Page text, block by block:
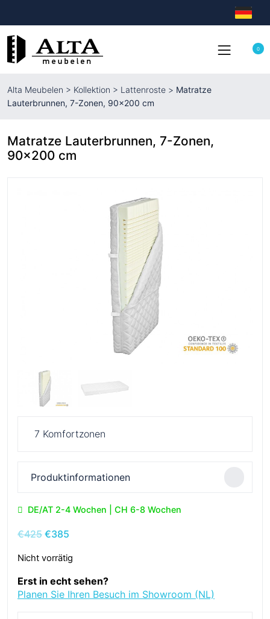
0
Alta Meubelen > Kollektion > Lattenroste > Matratze
Lauterbrunnen, 7-Zonen, 90×200 cm
Matratze Lauterbrunnen, 7-Zonen,
90×200 cm
7 Komfortzonen
Produktinformationen
DE/AT 2-4 Wochen | CH 6-8 Wochen
€425 Ursprünglicher
war:
€425
€385
ist:
€385.
Nicht vorrätig
Erst in echt sehen?
Planen Sie Ihren Besuch im Showroom (NL)